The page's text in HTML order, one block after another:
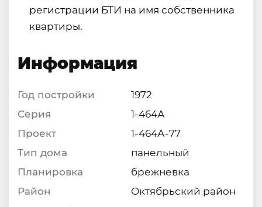
регистрации БТИ на имя собственника
квартиры.
Информация
Год постройки
1972
Серия
1-464А
Проект
1-464А-77
Тип дома
панельный
Планировка
брежневка
Район
Октябрьский район